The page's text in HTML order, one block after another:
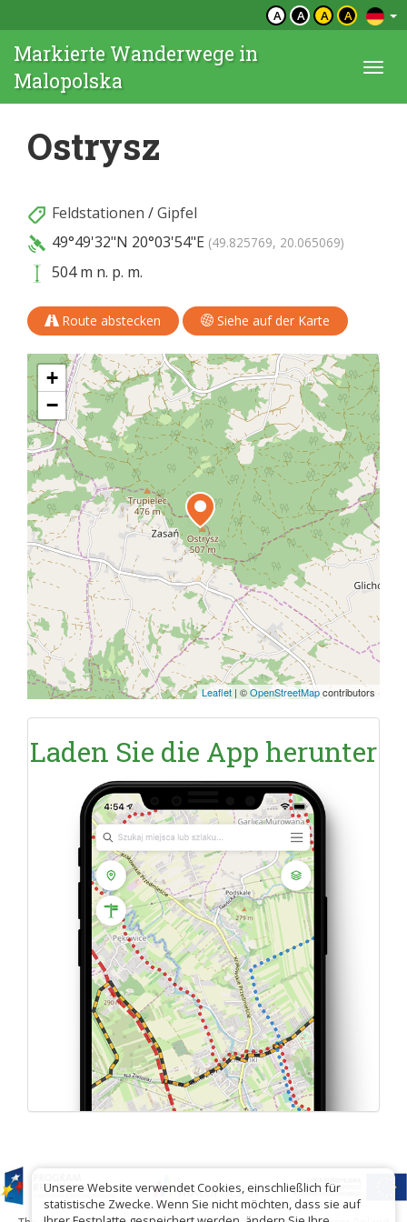
A A A A
Markierte Wanderwege in
Malopolska
Ostrysz
Feldstationen /Gipfel
49°49'32"N 20°03'54"E (49.825769, 20.065069)
504 m n. p. m.
Route abstecken Siehe auf der Karte
+
−
Leaflet | ©OpenStreetMapcontributors
Laden Sie die App herunter
Unsere Website verwendet Cookies, einschließlich für
statistische Zwecke. Wenn Sie nicht möchten, dass sie auf